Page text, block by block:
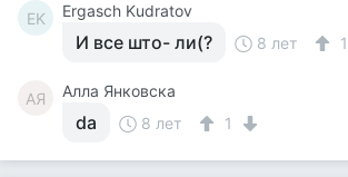
EK Ergasch Kudratov
И все што- ли(? 8 лет 1
АЯ Алла Янковска
da 8 лет 1